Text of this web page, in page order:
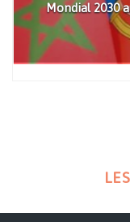
Mondial 2030